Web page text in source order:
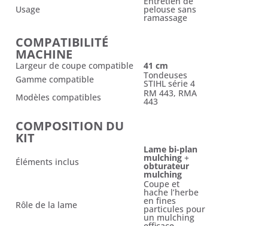
Usage
pelouse sans
ramassage
COMPATIBILITÉ
MACHINE
Largeur de coupe compatible
41 cm
Gamme compatible
Tondeuses
STIHL série 4
Modèles compatibles
RM 443, RMA
443
COMPOSITION DU
KIT
Éléments inclus
Lame bi-plan
mulching +
obturateur
mulching
Rôle de la lame
Coupe et
hache l’herbe
en fines
particules pour
un mulching